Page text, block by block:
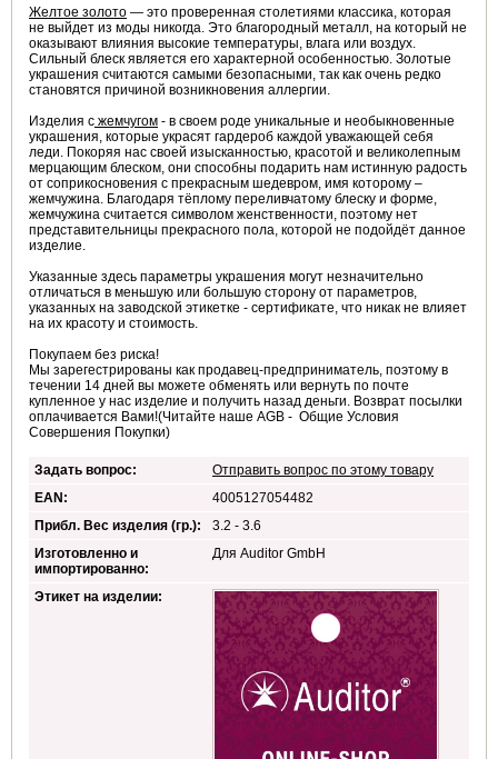
Желтое золото — это проверенная столетиями классика, которая
не выйдет из моды никогда. Это благородный металл, на который не
оказывают влияния высокие температуры, влага или воздух.
Сильный блеск является его характерной особенностью. Золотые
украшения считаются самыми безопасными, так как очень редко
становятся причиной возникновения аллергии.
Изделия с жемчугом - в своем роде уникальные и необыкновенные
украшения, которые украсят гардероб каждой уважающей себя
леди. Покоряя нас своей изысканностью, красотой и великолепным
мерцающим блеском, они способны подарить нам истинную радость
от соприкосновения с прекрасным шедевром, имя которому –
жемчужина. Благодаря тёплому переливчатому блеску и форме,
жемчужина считается символом женственности, поэтому нет
представительницы прекрасного пола, которой не подойдёт данное
изделие.
Указанные здесь параметры украшения могут незначительно
отличаться в меньшую или большую сторону от параметров,
указанных на заводской этикетке - сертификате, что никак не влияет
на их красоту и стоимость.
Покупаем без риска!
Мы зарегестрированы как продавец-предприниматель, поэтому в
течении 14 дней вы можете обменять или вернуть по почте
купленное у нас изделие и получить назад деньги. Возврат посылки
оплачивается Вами!(Читайте наше AGB - Общие Условия
Совершения Покупки)
Задать вопрос:
Отправить вопрос по этому товару
EAN:
4005127054482
Прибл. Вес изделия (гр.):
3.2 - 3.6
Изготовленно и
импортированно:
Для Auditor GmbH
Этикет на изделии: